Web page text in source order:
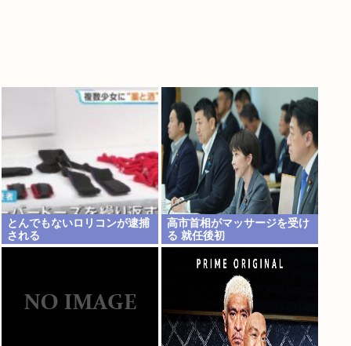
とんでもないロリコンが逮捕
される
高市首相がマッサージを受け
る 就任後初